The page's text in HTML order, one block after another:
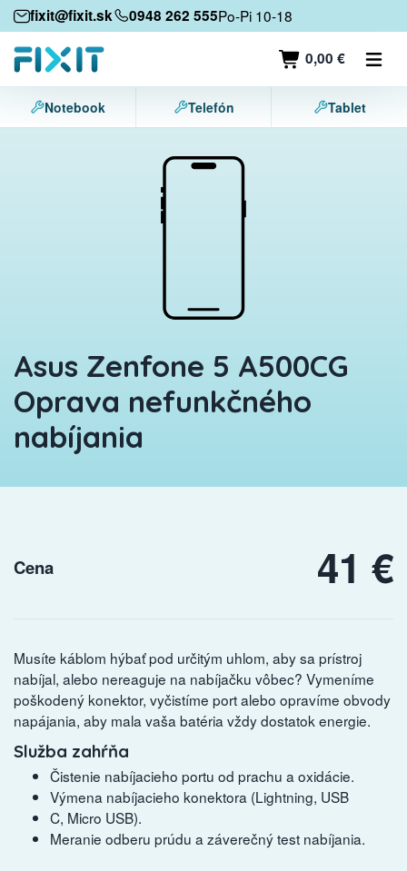
fixit@fixit.sk 0948 262 555Po-Pi 10-18
0,00 €
Mobilné zariadenia
Mobilné telefóny
Tablety
Notebook Telefón Tablet
Asus Zenfone 5 A500CG
Oprava nefunkčného
nabíjania
Cena 41 €
Musíte káblom hýbať pod určitým uhlom, aby sa prístroj
nabíjal, alebo nereaguje na nabíjačku vôbec? Vymeníme
poškodený konektor, vyčistíme port alebo opravíme obvody
napájania, aby mala vaša batéria vždy dostatok energie.
Služba zahŕňa
Čistenie nabíjacieho portu od prachu a oxidácie.
Výmena nabíjacieho konektora (Lightning, USB
C, Micro USB).
Meranie odberu prúdu a záverečný test nabíjania.